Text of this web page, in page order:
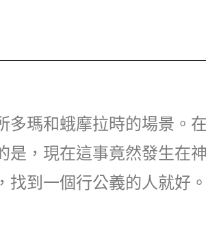
多瑪和蛾摩拉時的場景。
是，現在這事竟然發生在
找到一個行公義的人就好